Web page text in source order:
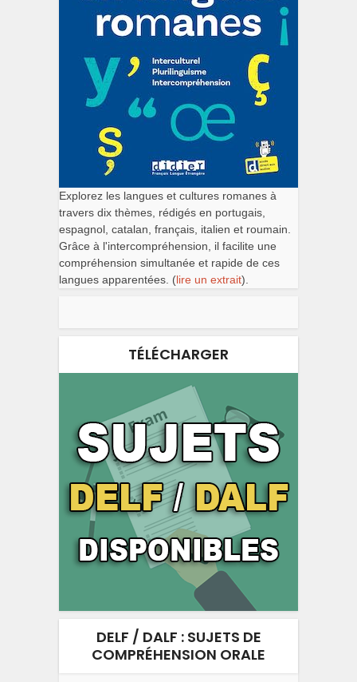
Explorez les langues et cultures romanes à
travers dix thèmes, rédigés en portugais,
espagnol, catalan, français, italien et roumain.
Grâce à l'intercompréhension, il facilite une
compréhension simultanée et rapide de ces
langues apparentées. (lire un extrait).
TÉLÉCHARGER
DELF / DALF : SUJETS DE
COMPRÉHENSION ORALE